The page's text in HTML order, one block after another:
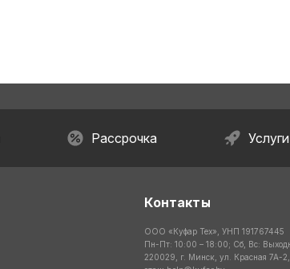
Рассрочка
Контакты
ООО «Куфар Тех», УНП 191767445
Пн-Пт: 10:00 – 18:00; Сб, Вс:
220029, г. Минск, ул. Красная 7А-